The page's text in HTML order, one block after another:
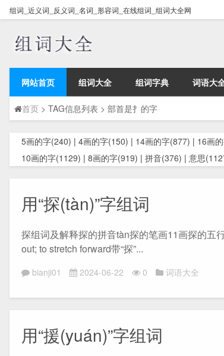
组词_近义词_反义词_名词_形容词_在线组词_组词大全网
网站首页 组词大全 组词字典 词语大
首页 > TAG信息列表 > 部首是扌的字
5画的字(240) | 4画的字(150) | 14画的字(877) | 16画
10画的字(1129) | 8画的字(919) | 拼音(376) | 意思
用“探(tàn)”字组词
探组词及解释探的拼音tàn探的笔画11画探的五
out; to stretch forward带“探”...
bianji01 2024-06-22 0 词语大全
用“援(yuán)”字组词